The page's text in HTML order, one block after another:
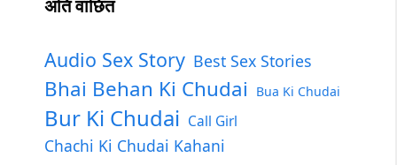
अति वांछित
Audio Sex Story Best Sex Stories
Bhai Behan Ki Chudai Bua Ki Chudai
Bur Ki Chudai Call Girl
Chachi Ki Chudai Kahani